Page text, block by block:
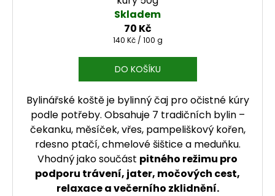
Skladem
70 Kč
Měrná cena:
140 Kč / 100 g
DO KOŠÍKU
Bylinářské koště je bylinný čaj pro očistné kúry
podle potřeby. Obsahuje 7 tradičních bylin –
čekanku, měsíček, vřes, pampeliškový kořen,
rdesno ptačí, chmelové šištice a meduňku.
Vhodný jako součást pitného režimu pro
podporu trávení, jater, močových cest,
relaxace a večerního zklidnění.